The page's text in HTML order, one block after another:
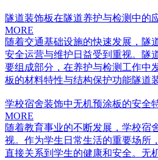
隧道装饰板在隧道养护与检测中的
MORE
随着交通基础设施的快速发展，隧
安全运营与维护日益受到重视。隧
要组成部分，在养护与检测工作中
板的材料特性与结构保护功能隧道
学校宿舍装饰中无机预涂板的安全
MORE
随着教育事业的不断发展，学校宿
视。作为学生日常生活的重要场所
直接关系到学生的健康和安全。无